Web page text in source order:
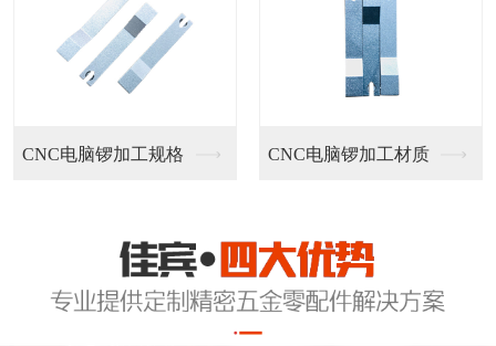
CNC电脑锣加工规格 CNC电脑锣加工材质